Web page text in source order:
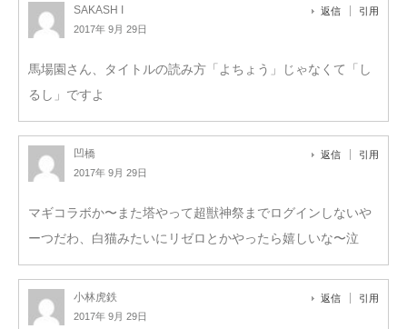
SAKASH I
2017年 9月 29日
返信 引用
馬場園さん、タイトルの読み方「よちょう」じゃなくて「し
るし」ですよ
凹橋
2017年 9月 29日
返信 引用
マギコラボか〜また塔やって超獣神祭までログインしないや
ーつだわ、白猫みたいにリゼロとかやったら嬉しいな〜泣
小林虎鉄
2017年 9月 29日
返信 引用